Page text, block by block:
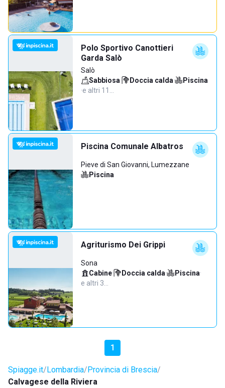
Polo Sportivo Canottieri
Garda Salò
Salò
Sabbiosa· Doccia calda·
Piscina
·e altri 11…
Piscina Comunale Albatros
Pieve di San Giovanni, Lumezzane
Piscina
Agriturismo Dei Grippi
Sona
Cabine· Doccia calda· Piscina·
e altri 3…
1
Spiagge.it Lombardia Provincia di Brescia
Calvagese della Riviera